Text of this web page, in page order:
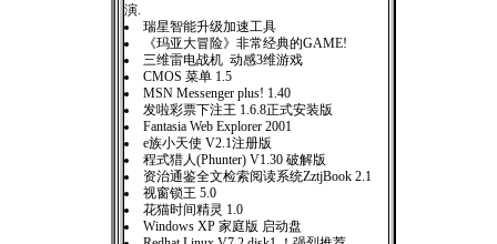
演.
瑞星智能升级加速工具
《玛亚大冒险》非常经典的GAME!
三维雷电战机 动感3维游戏
CMOS 菜单 1.5
MSN Messenger plus! 1.40
发啦彩票下注王 1.6.8正式安装版
Fantasia Web Explorer 2001
e族小天使 V2.1注册版
程式猎人(Phunter) V1.30 破解版
资治通鉴全文检索阅读系统ZztjBook 2.1
视窗锁王 5.0
花猫时间精灵 1.0
Windows XP 家庭版 启动盘